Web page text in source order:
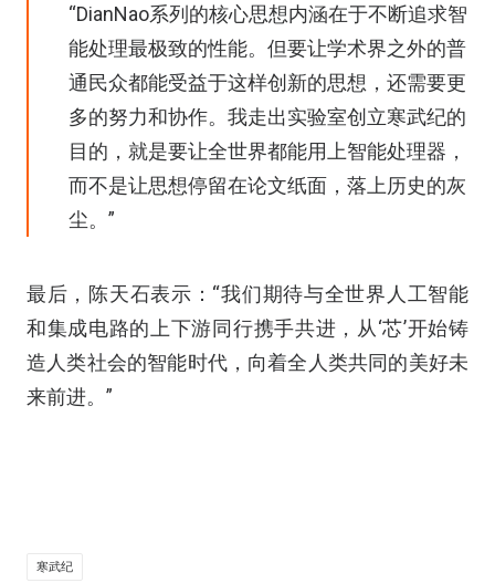
“DianNao系列的核心思想内涵在于不断追求智
能处理最极致的性能。但要让学术界之外的普
通民众都能受益于这样创新的思想，还需要更
多的努力和协作。我走出实验室创立寒武纪的
目的，就是要让全世界都能用上智能处理器，
而不是让思想停留在论文纸面，落上历史的灰
尘。”
最后，陈天石表示：“我们期待与全世界人工智能
和集成电路的上下游同行携手共进，从‘芯’开始铸
造人类社会的智能时代，向着全人类共同的美好未
来前进。”
寒武纪